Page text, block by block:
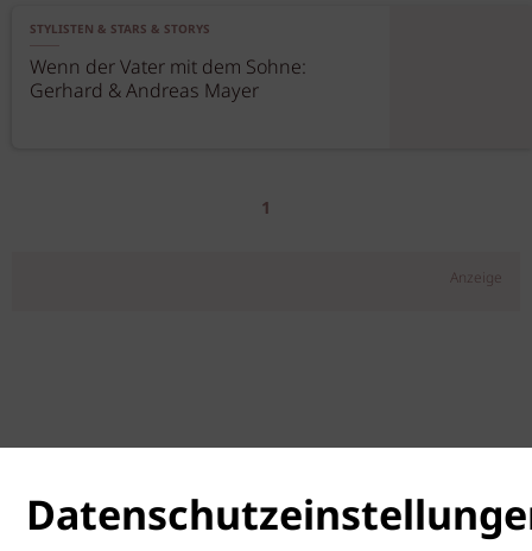
STYLISTEN & STARS & STORYS
Wenn der Vater mit dem Sohne:
Gerhard & Andreas Mayer
1
Anzeige